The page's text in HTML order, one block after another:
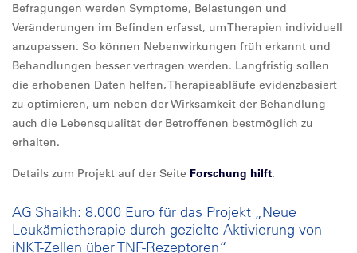
Befragungen werden Symptome, Belastungen und
Veränderungen im Befinden erfasst, um Therapien individuell
anzupassen. So können Nebenwirkungen früh erkannt und
Behandlungen besser vertragen werden. Langfristig sollen
die erhobenen Daten helfen, Therapieabläufe evidenzbasiert
zu optimieren, um neben der Wirksamkeit der Behandlung
auch die Lebensqualität der Betroffenen bestmöglich zu
erhalten.
Details zum Projekt auf der Seite Forschung hilft.
AG Shaikh: 8.000 Euro für das Projekt „Neue
Leukämietherapie durch gezielte Aktivierung von
iNKT-Zellen über TNF-Rezeptoren“